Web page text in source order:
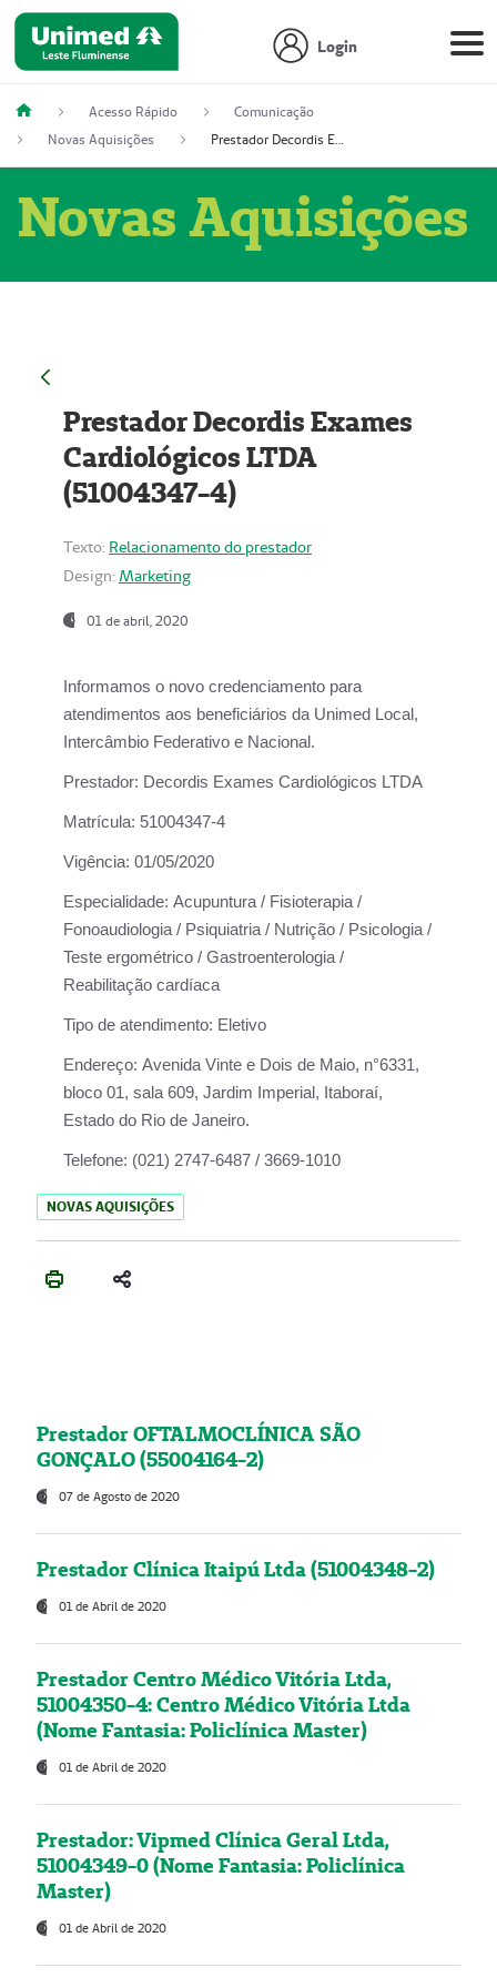
Login
Acesso Rápido
Comunicação
Novas Aquisições
Prestador Decordis Exames Cardiológicos LTDA (51004347-4)
Novas Aquisições
Prestador Decordis Exames
Cardiológicos LTDA
(51004347-4)
Texto: Relacionamento do prestador
Design: Marketing
01 de abril, 2020
Informamos o novo credenciamento para
atendimentos aos beneficiários da Unimed Local,
Intercâmbio Federativo e Nacional.
Prestador: Decordis Exames Cardiológicos LTDA
Matrícula: 51004347-4
Vigência: 01/05/2020
Especialidade: Acupuntura / Fisioterapia /
Fonoaudiologia / Psiquiatria / Nutrição / Psicologia /
Teste ergométrico / Gastroenterologia /
Reabilitação cardíaca
Tipo de atendimento: Eletivo
Endereço: Avenida Vinte e Dois de Maio, n°6331,
bloco 01, sala 609, Jardim Imperial, Itaboraí,
Estado do Rio de Janeiro.
Telefone: (021) 2747-6487 / 3669-1010
NOVAS AQUISIÇÕES
Prestador OFTALMOCLÍNICA SÃO
GONÇALO (55004164-2)
07 de Agosto de 2020
Prestador Clínica Itaipú Ltda (51004348-2)
01 de Abril de 2020
Prestador Centro Médico Vitória Ltda,
51004350-4: Centro Médico Vitória Ltda
(Nome Fantasia: Policlínica Master)
01 de Abril de 2020
Prestador: Vipmed Clínica Geral Ltda,
51004349-0 (Nome Fantasia: Policlínica
Master)
01 de Abril de 2020